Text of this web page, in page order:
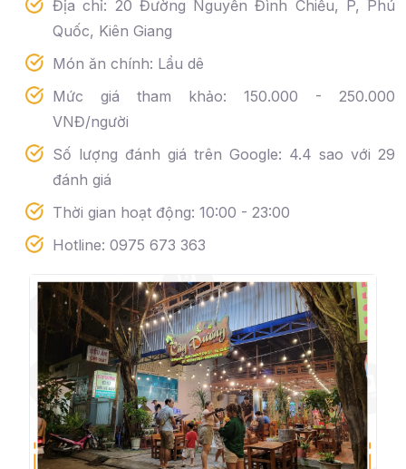
Địa chỉ: 20 Đường Nguyễn Đình Chiểu, P, Phú
Quốc, Kiên Giang
Món ăn chính: Lẩu dê
Mức giá tham khảo: 150.000 - 250.000
VNĐ/người
Số lượng đánh giá trên Google: 4.4 sao với 29
đánh giá
Thời gian hoạt động: 10:00 - 23:00
Hotline: 0975 673 363